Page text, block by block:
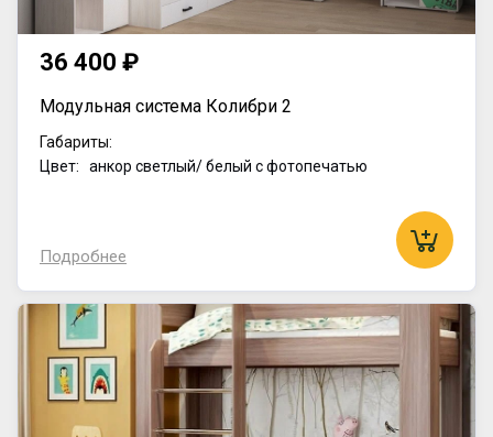
36 400 ₽
Модульная система Колибри 2
Габариты:
Цвет: анкор светлый/ белый с фотопечатью
Подробнее